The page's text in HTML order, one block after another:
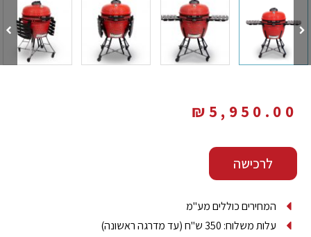
₪ 5,950.00
לרכישה
‫המחירים כוללים מע"מ‬
עלות משלוח: 350 ש"ח (עד מדרגה ראשונה)